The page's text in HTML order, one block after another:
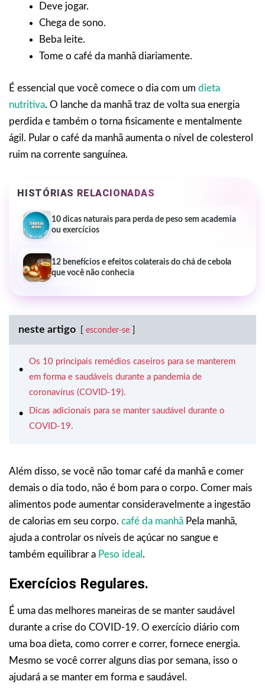
Deve jogar.
Chega de sono.
Beba leite.
Tome o café da manhã diariamente.
É essencial que você comece o dia com um dieta
nutritiva. O lanche da manhã traz de volta sua energia
perdida e também o torna fisicamente e mentalmente
ágil. Pular o café da manhã aumenta o nível de colesterol
ruim na corrente sanguínea.
HISTÓRIAS RELACIONADAS
10 dicas naturais para perda de peso sem academia
ou exercícios
12 benefícios e efeitos colaterais do chá de cebola
que você não conhecia
neste artigo esconder-se
Os 10 principais remédios caseiros para se manterem
em forma e saudáveis durante a pandemia de
coronavírus (COVID-19).
Dicas adicionais para se manter saudável durante o
COVID-19.
Além disso, se você não tomar café da manhã e comer
demais o dia todo, não é bom para o corpo. Comer mais
alimentos pode aumentar consideravelmente a ingestão
de calorias em seu corpo. café da manhã Pela manhã,
ajuda a controlar os níveis de açúcar no sangue e
também equilibrar a Peso ideal .
Exercícios Regulares.
É uma das melhores maneiras de se manter saudável
durante a crise do COVID-19. O exercício diário com
uma boa dieta, como correr e correr, fornece energia.
Mesmo se você correr alguns dias por semana, isso o
ajudará a se manter em forma e saudável.